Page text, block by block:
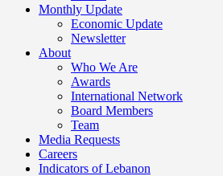
Monthly Update
Economic Update
Newsletter
About
Who We Are
Awards
International Network
Board Members
Team
Media Requests
Careers
Indicators of Lebanon